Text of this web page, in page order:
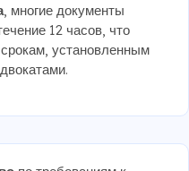
, многие документы
12 часов, что
срокам, установленным